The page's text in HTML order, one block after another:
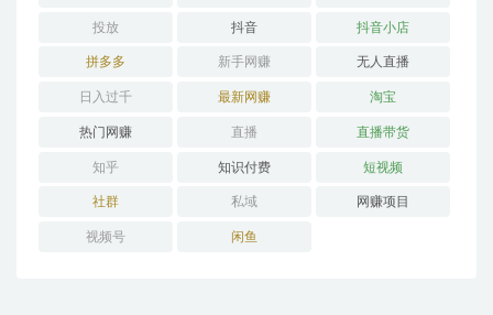
投放 抖音 抖音小店
拼多多 新手网赚 无人直播
日入过千 最新网赚 淘宝
热门网赚 直播 直播带货
知乎 知识付费 短视频
社群 私域 网赚项目
视频号 闲鱼